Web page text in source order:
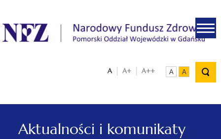
.
A A+ A++ A A
Aktualności i komunikaty